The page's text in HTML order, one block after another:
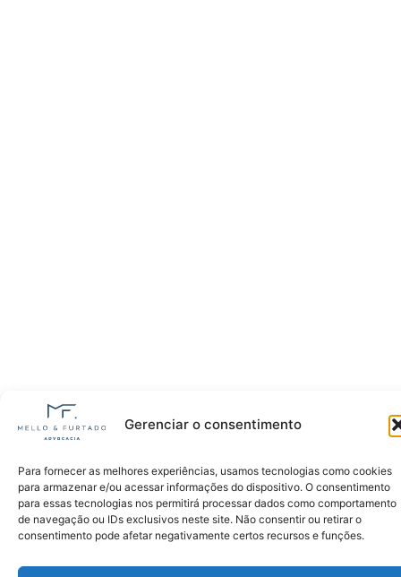
Gerenciar o consentimento
Para fornecer as melhores experiências, usamos tecnologias como cookies
para armazenar e/ou acessar informações do dispositivo. O consentimento
para essas tecnologias nos permitirá processar dados como comportamento
de navegação ou IDs exclusivos neste site. Não consentir ou retirar o
consentimento pode afetar negativamente certos recursos e funções.